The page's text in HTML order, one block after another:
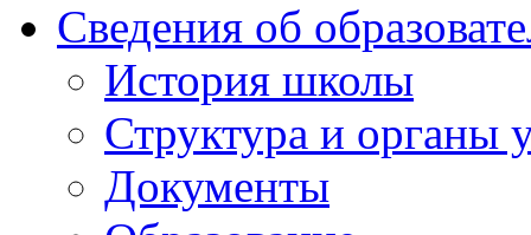
Сведения об
История школы
Структура и органы
Документы